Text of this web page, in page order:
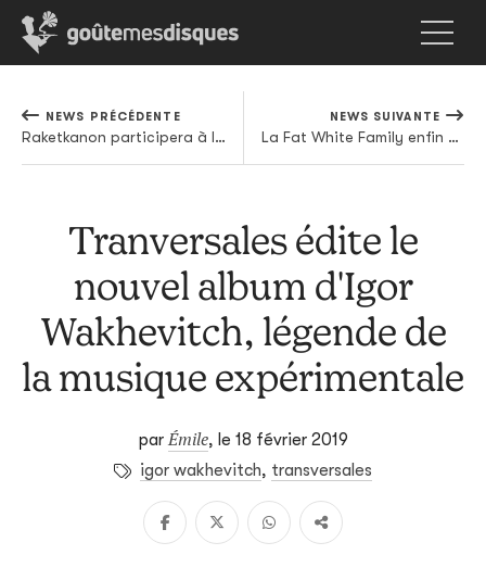
NEWS PRÉCÉDENTE
Raketkanon participera à l'annus mirabilis du noise noir-jaune-rouge
NEWS SUIVANTE
La Fat White Family enfin de retour sur scène
Tranversales édite le
nouvel album d'Igor
Wakhevitch, légende de
la musique expérimentale
parÉmile, le 18 février 2019
igor wakhevitch, transversales